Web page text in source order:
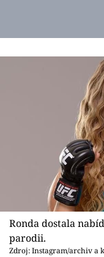
Ronda dostala
parodii.
Zdroj: Instagram/archiv a